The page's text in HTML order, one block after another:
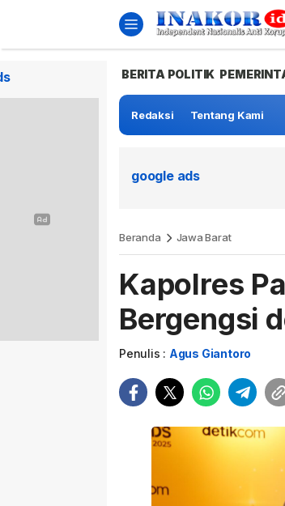
BERITA POLITIK
Redaksi Tentang Kami
google ads
Beranda Jawa Barat
Kapolres
Bergengsi
Penulis : Agus Giantoro